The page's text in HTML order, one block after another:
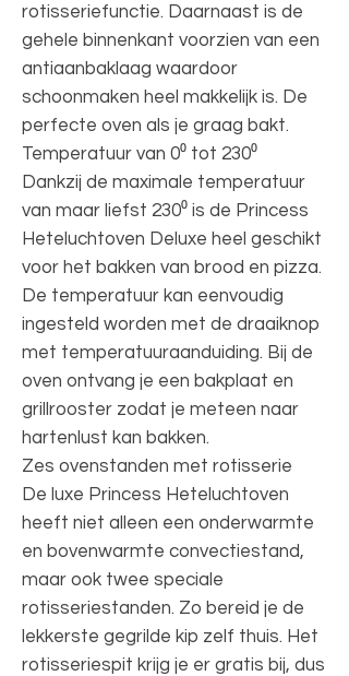
rotisseriefunctie. Daarnaast is de
gehele binnenkant voorzien van een
antiaanbaklaag waardoor
schoonmaken heel makkelijk is. De
perfecte oven als je graag bakt.
Temperatuur van 0⁰ tot 230⁰
Dankzij de maximale temperatuur
van maar liefst 230⁰ is de Princess
Heteluchtoven Deluxe heel geschikt
voor het bakken van brood en pizza.
De temperatuur kan eenvoudig
ingesteld worden met de draaiknop
met temperatuuraanduiding. Bij de
oven ontvang je een bakplaat en
grillrooster zodat je meteen naar
hartenlust kan bakken.
Zes ovenstanden met rotisserie
De luxe Princess Heteluchtoven
heeft niet alleen een onderwarmte
en bovenwarmte convectiestand,
maar ook twee speciale
rotisseriestanden. Zo bereid je de
lekkerste gegrilde kip zelf thuis. Het
rotisseriespit krijg je er gratis bij, dus